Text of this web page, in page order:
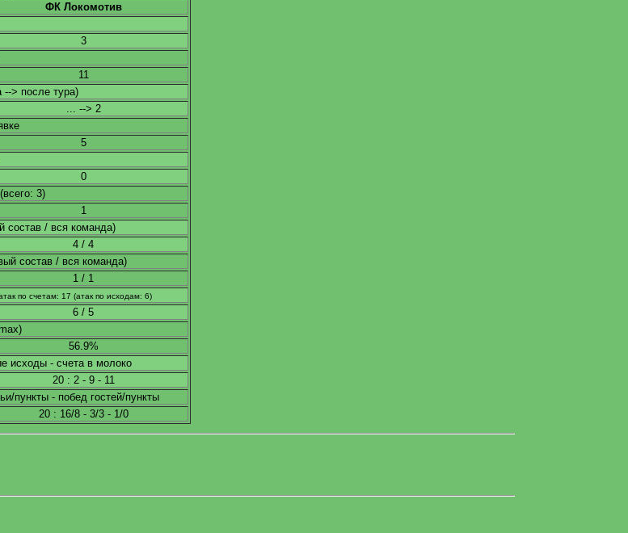
ФК Локомотив
3
11
--> после тура)
... --> 2
5
0
3)
1
состав / вся команда)
4 / 4
состав / вся команда)
1 / 1
по счетам: 17 (атак по исходам: 6)
6 / 5
56.9%
исходы - счета в молоко
20 : 2 - 9 - 11
пункты - побед гостей/пункты
20 : 16/8 - 3/3 - 1/0